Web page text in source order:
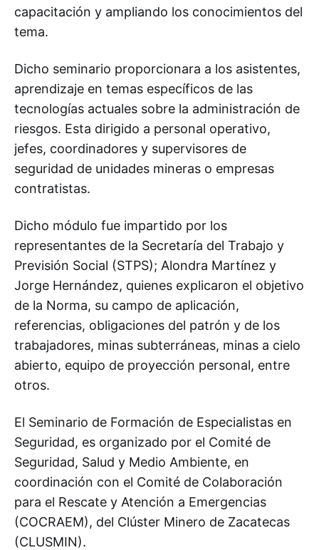
capacitación y ampliando los conocimientos del
tema.
Dicho seminario proporcionara a los asistentes,
aprendizaje en temas específicos de las
tecnologías actuales sobre la administración de
riesgos. Esta dirigido a personal operativo,
jefes, coordinadores y supervisores de
seguridad de unidades mineras o empresas
contratistas.
Dicho módulo fue impartido por los
representantes de la Secretaría del Trabajo y
Previsión Social (STPS); Alondra Martínez y
Jorge Hernández, quienes explicaron el objetivo
de la Norma, su campo de aplicación,
referencias, obligaciones del patrón y de los
trabajadores, minas subterráneas, minas a cielo
abierto, equipo de proyección personal, entre
otros.
El Seminario de Formación de Especialistas en
Seguridad, es organizado por el Comité de
Seguridad, Salud y Medio Ambiente, en
coordinación con el Comité de Colaboración
para el Rescate y Atención a Emergencias
(COCRAEM), del Clúster Minero de Zacatecas
(CLUSMIN).